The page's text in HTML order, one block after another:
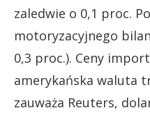
zaledwie o 0,1 proc.
motoryzacyjnego
0,3 proc.). Ceny
amerykańska waluta
zauważa Reuters,